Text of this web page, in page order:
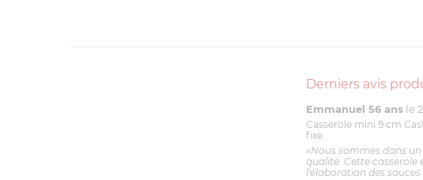
Derniers avis
Emmanuel 56 ans le
Casserole mini 9 cm
fixe
«Nous sommes dans
qualité. Cette casserole
l'élaboration des